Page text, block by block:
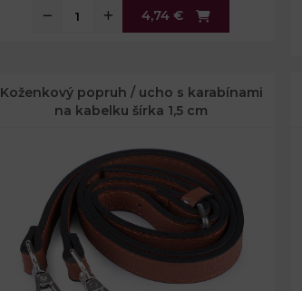
4,74 €
Koženkový popruh / ucho s karabínami
na kabelku šírka 1,5 cm